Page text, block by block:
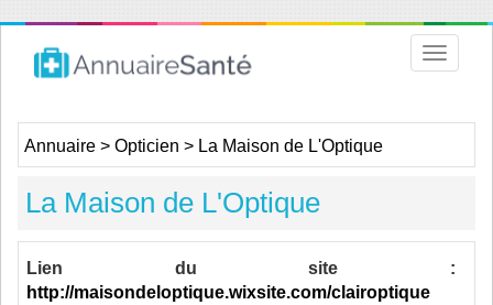
Toggle
Annuaire > Opticien > La Maison de L'Optique
La Maison de L'Optique
Lien du site :
http://maisondeloptique.wixsite.com/clairoptique